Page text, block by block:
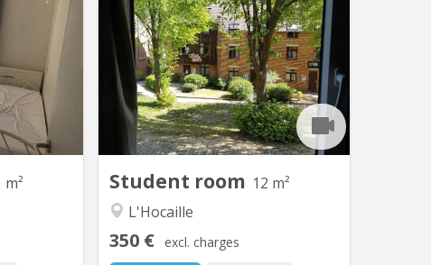
m²
équipée
d’un
Loyer
charges
Taxe
de 8
de-
1 salle de
Student room 12 m²
L'Hocaille
350 € excl. charges
kot à louer dans communautaire de 8,
proche de la Grand place, Le Piano,
Centre sportif Blocry, facultés,
lumineux disponible dès le 1 juillet
2026 et ce jusqu'au 10 septembre
2026